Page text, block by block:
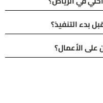
بدء التنفيذ؟
الأعمال؟